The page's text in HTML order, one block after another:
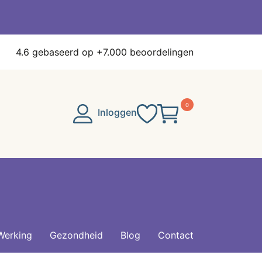
4.6 gebaseerd op +7.000 beoordelingen
Inloggen
0
Gezondheid Blog Contact